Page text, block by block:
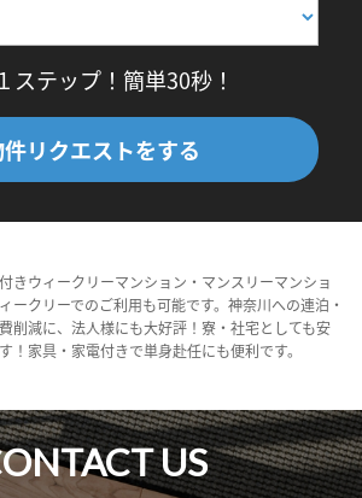
ステップ！簡単30秒！
リクエストをする
きウィークリーマンション・マンスリーマンショ
ークリーでのご利用も可能です。神奈川への連泊・
削減に、法人様にも大好評！寮・社宅としても安
！家具・家電付きで単身赴任にも便利です。
US